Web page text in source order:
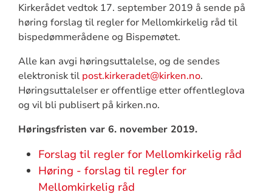
Kirkerådet vedtok 17. september 2019 å sende på
høring forslag til regler for Mellomkirkelig råd til
bispedømmerådene og Bispemøtet.
Alle kan avgi høringsuttalelse, og de sendes
elektronisk til post.kirkeradet@kirken.no.
Høringsuttalelser er offentlige etter offentleglova
og vil bli publisert på kirken.no.
Høringsfristen var 6. november 2019.
Forslag til regler for Mellomkirkelig råd
Høring - forslag til regler for
Mellomkirkelig råd